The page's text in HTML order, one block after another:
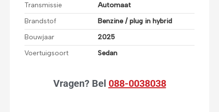
Transmissie
Automaat
Brandstof
Benzine / plug in hybrid
Bouwjaar
2025
Voertuigsoort
Sedan
Vragen?Bel 088-0038038